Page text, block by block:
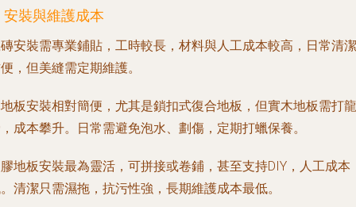
安裝與維護成本
安裝需專業鋪貼，工時較長，材料與人工成本較高，日常清潔
，但美縫需定期維護。
板安裝相對簡便，尤其是鎖扣式復合地板，但實木地板需打龍
成本攀升。日常需避免泡水、劃傷，定期打蠟保養。
地板安裝最為靈活，可拼接或卷鋪，甚至支持DIY，人工成本
清潔只需濕拖，抗污性強，長期維護成本最低。